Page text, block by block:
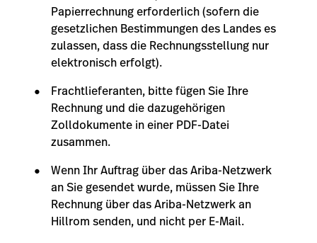
Papierrechnung erforderlich (sofern die
gesetzlichen Bestimmungen des Landes es
zulassen, dass die Rechnungsstellung nur
elektronisch erfolgt).
Frachtlieferanten, bitte fügen Sie Ihre
Rechnung und die dazugehörigen
Zolldokumente in einer PDF-Datei
zusammen.
Wenn Ihr Auftrag über das Ariba-Netzwerk
an Sie gesendet wurde, müssen Sie Ihre
Rechnung über das Ariba-Netzwerk an
Hillrom senden, und nicht per E-Mail.